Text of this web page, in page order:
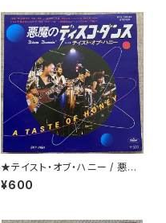
★テイスト・オブ・ハニー / 悪魔
のディスコ・ダンス
¥600